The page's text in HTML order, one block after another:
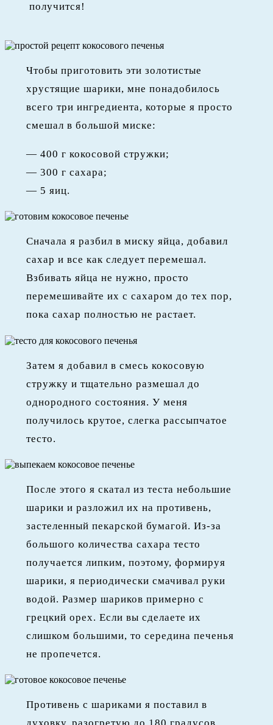
получится!
Чтобы приготовить эти золотистые
хрустящие шарики, мне понадобилось
всего три ингредиента, которые я просто
смешал в большой миске:
— 400 г кокосовой стружки;
— 300 г сахара;
— 5 яиц.
Сначала я разбил в миску яйца, добавил
сахар и все как следует перемешал.
Взбивать яйца не нужно, просто
перемешивайте их с сахаром до тех пор,
пока сахар полностью не растает.
Затем я добавил в смесь кокосовую
стружку и тщательно размешал до
однородного состояния. У меня
получилось крутое, слегка рассыпчатое
тесто.
После этого я скатал из теста небольшие
шарики и разложил их на противень,
застеленный пекарской бумагой. Из-за
большого количества сахара тесто
получается липким, поэтому, формируя
шарики, я периодически смачивал руки
водой. Размер шариков примерно с
грецкий орех. Если вы сделаете их
слишком большими, то середина печенья
не пропечется.
Противень с шариками я поставил в